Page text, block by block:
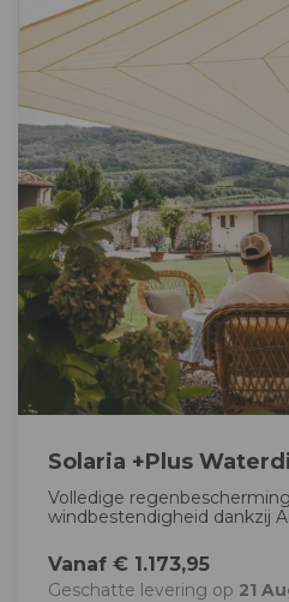
Solaria +Plus
Volledige
windbestendigheid dankzij
Vanaf € 1.173,95
Geschatte levering op 21